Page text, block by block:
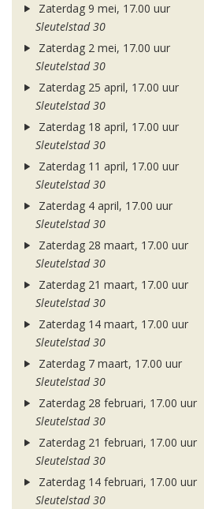
Zaterdag 9 mei, 17.00 uur
Sleutelstad 30
Zaterdag 2 mei, 17.00 uur
Sleutelstad 30
Zaterdag 25 april, 17.00 uur
Sleutelstad 30
Zaterdag 18 april, 17.00 uur
Sleutelstad 30
Zaterdag 11 april, 17.00 uur
Sleutelstad 30
Zaterdag 4 april, 17.00 uur
Sleutelstad 30
Zaterdag 28 maart, 17.00 uur
Sleutelstad 30
Zaterdag 21 maart, 17.00 uur
Sleutelstad 30
Zaterdag 14 maart, 17.00 uur
Sleutelstad 30
Zaterdag 7 maart, 17.00 uur
Sleutelstad 30
Zaterdag 28 februari, 17.00 uur
Sleutelstad 30
Zaterdag 21 februari, 17.00 uur
Sleutelstad 30
Zaterdag 14 februari, 17.00 uur
Sleutelstad 30